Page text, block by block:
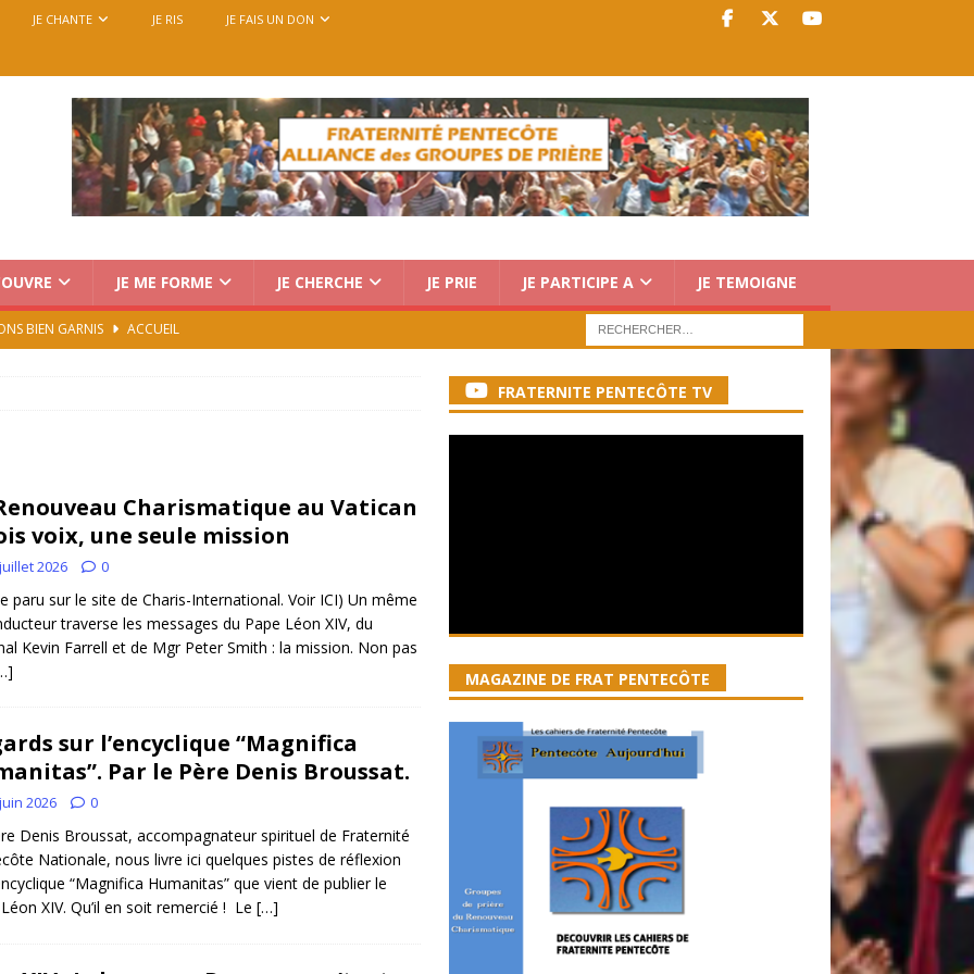
JE CHANTE JE RIS JE FAIS UN DON
JE ME FORME JE CHERCHE JE PRIE JE PARTICIPE A JE TEMOIGNE
BIEN GARNIS ACCUEIL
au Vatican : trois voix, une seule mission
“Magnifica Humanitas”. Par le Père Denis Broussat.
eu la grâce d’être visité par Dieu”
joie soit parfaite ! Jn 15, 11 ACCOMPAGNEMENT SPIRITUEL
Charismatique au Vatican
voix, une seule mission
2026 0
paru sur le site de Charis-International. Voir ICI) Un même
traverse les messages du Pape Léon XIV, du
Kevin Farrell et de Mgr Peter Smith : la mission. Non pas
sur l’encyclique “Magnifica
Par le Père Denis Broussat.
2026 0
Denis Broussat, accompagnateur spirituel de Fraternité
Nationale, nous livre ici quelques pistes de réflexion
“Magnifica Humanitas” que vient de publier le
XIV. Qu’il en soit remercié ! Le […]
FRATERNITE PENTECÔTE TV
MAGAZINE DE FRAT PENTECÔTE